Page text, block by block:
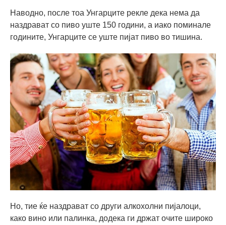
Наводно, после тоа Унгарците рекле дека нема да
наздрават со пиво уште 150 години, а иако поминале
годините, Унгарците се уште пијат пиво во тишина.
Но, тие ќе наздрават со други алкохолни пијалоци,
како вино или палинка, додека ги држат очите широко